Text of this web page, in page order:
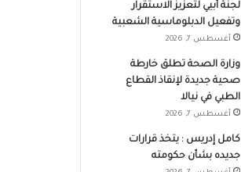
لجنة أبيي لتعزيز الاستقرار
وتفعيل الدبلوماسية الشعبية
أغسطس 7, 2026
وزارة الصحة تطلق خارطة
صحية جديدة لإنقاذ القطاع
الطبي في نيالا
أغسطس 7, 2026
كامل إدريس : يتخذ قرارات
جديده بشأن حكومته